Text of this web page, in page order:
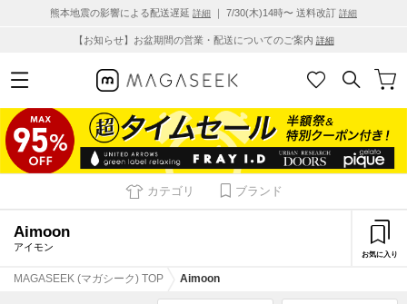
熊本地震の影響による配送遅延 詳細 ｜ 7/30(木)14時〜 送料改訂 詳細
【お知らせ】お盆期間の営業・配送についてのご案内 詳細
カテゴリ ブランド
Aimoon
アイモン
お気に入り
MAGASEEK (マガシーク) TOP Aimoon